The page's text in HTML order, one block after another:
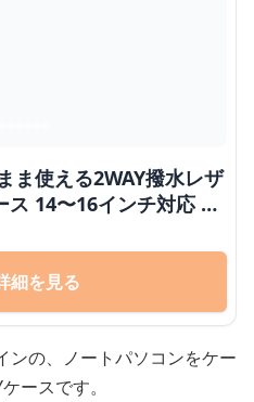
ま使える2WAY撥水レザ
14〜16インチ対応 通
ク
細を見る
ンの、ノートパソコンをケー
ースです。